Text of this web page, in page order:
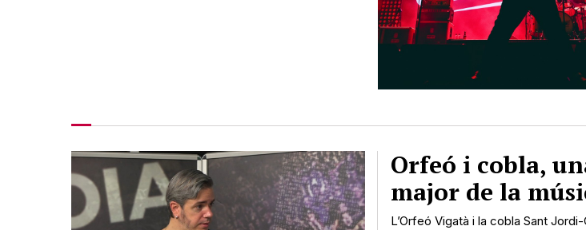
Orfeó i cobla,
major de la
L’Orfeó Vigatà i la cobla Sant